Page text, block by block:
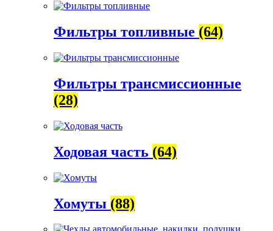
Фильтры топливные (64)
Фильтры трансмиссионные
(28)
Ходовая часть (64)
Хомуты (88)